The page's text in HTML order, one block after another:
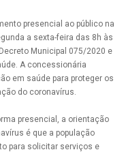
presencial ao público na
a sexta-feira das 8h às
Municipal 075/2020 e
A concessionária
em saúde para proteger os
do coronavírus.
presencial, a orientação
é que a população
para solicitar serviços e